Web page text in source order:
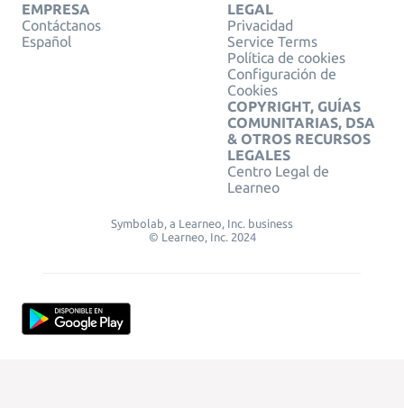
EMPRESA
Contáctanos
Español
LEGAL
Privacidad
Service Terms
Política de cookies
Configuración de
Cookies
COPYRIGHT, GUÍAS
COMUNITARIAS, DSA
& OTROS RECURSOS
LEGALES
Centro Legal de
Learneo
Symbolab, a Learneo, Inc. business
© Learneo, Inc. 2024